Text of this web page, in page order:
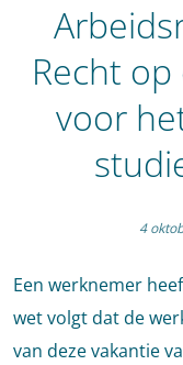
Recht op
voor
4
Een werknemer
wet volgt dat de
van deze vakantie